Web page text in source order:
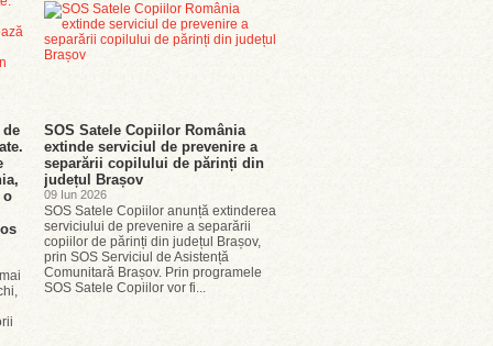
de
o
SOS Satele Copiilor România
extinde serviciul de prevenire a
separării copilului de părinți din
județul Brașov
09 Iun 2026
SOS Satele Copiilor anunță extinderea
serviciului de prevenire a separării
copiilor de părinți din județul Brașov,
prin SOS Serviciul de Asistență
Comunitară Brașov. Prin programele
SOS Satele Copiilor vor fi...